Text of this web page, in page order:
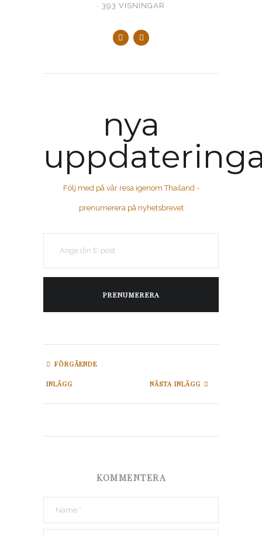
393 VISNINGAR
nya
Följ med på vår resa igenom Thailand -
prenumerera på nyhetsbrevet
PRENUMERERA
FÖRGÅENDE
INLÄGG NÄSTA INLÄGG
KOMMENTERA